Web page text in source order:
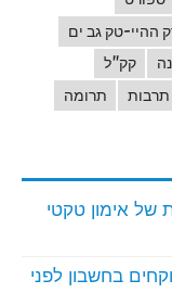
ההיי-טק גב ים
קק"ל
תרבות תרומה
של אימון טקטי
בחשבון לפני